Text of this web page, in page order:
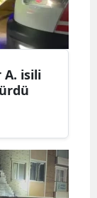
Bartın
Iğdır
Kilis
Osmaniye
A. isili